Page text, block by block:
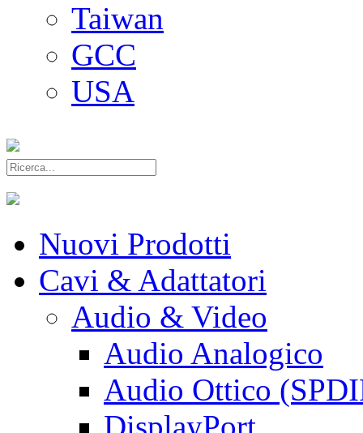
Taiwan
GCC
USA
Nuovi Prodotti
Cavi & Adattatori
Audio & Video
Audio Analogico
Audio Ottico